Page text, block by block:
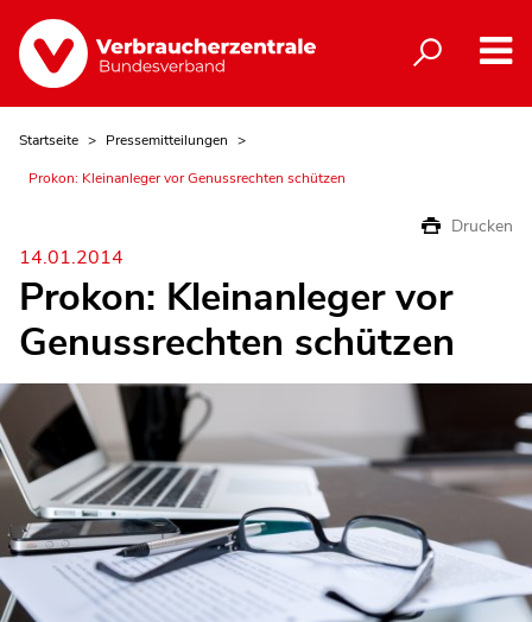
Startseite
Pressemitteilungen
Prokon: Kleinanleger vor Genussrechten schützen
Drucken
14.01.2014
Prokon: Kleinanleger vor
Genussrechten schützen